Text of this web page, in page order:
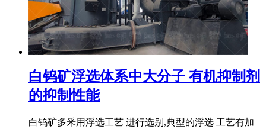
白钨矿浮选体系中大分子 有机抑制剂
的抑制性能
白钨矿多釆用浮选工艺 进行选别,典型的浮选 工艺有加